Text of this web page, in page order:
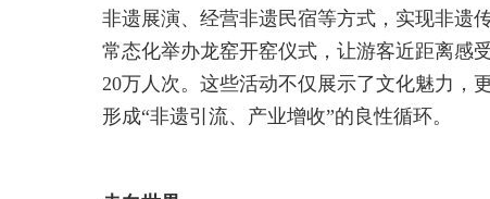
非遗展演、经营非遗民宿等方式，实现非遗
常态化举办龙窑开窑仪式，让游客近距离感
20万人次。这些活动不仅展示了文化魅力，
形成“非遗引流、产业增收”的良性循环。